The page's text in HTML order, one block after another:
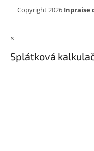
Copyright 2026 Inpraise
×
Splátková